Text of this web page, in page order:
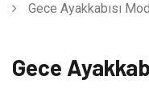
Gece Ayakkabısı
Gece